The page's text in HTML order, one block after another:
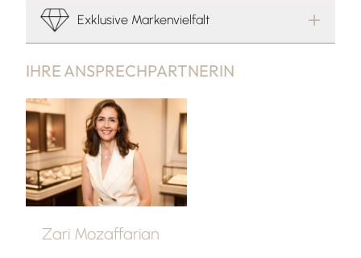
IHRE ANSPRECHPARTNERIN
Zari Mozaffarian
Exklusive Markenvielfalt